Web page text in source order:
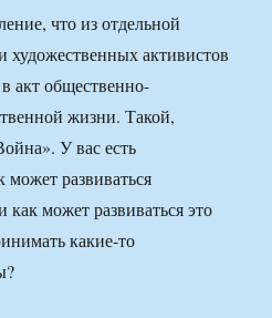
что из отдельной
активистов
акт общественно-
жизни. Такой,
У вас есть
может развиваться
может развиваться это
какие-то